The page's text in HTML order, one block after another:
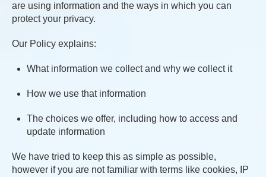
are using information and the ways in which you can
protect your privacy.
Our Policy explains:
What information we collect and why we collect it
How we use that information
The choices we offer, including how to access and
update information
We have tried to keep this as simple as possible,
however if you are not familiar with terms like cookies, IP